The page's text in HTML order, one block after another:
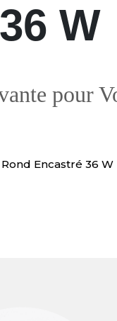
W
pour
Encastré 36 W